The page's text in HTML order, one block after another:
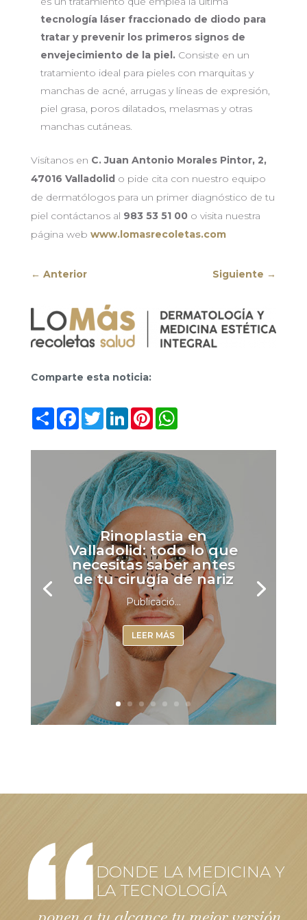
tecnología láser fraccionado de diodo para
tratar y prevenir los primeros signos de
envejecimiento de la piel.Consiste en un
tratamiento ideal para pieles con marquitas y
manchas de acné, arrugas y líneas de expresión,
piel grasa, poros dilatados, melasmas y otras
manchas cutáneas.
Visítanos en C. Juan Antonio Morales Pintor, 2,
47016 Valladolido pide cita con nuestro equipo
de dermatólogos para un primer diagnóstico de tu
piel contáctanos al 983 53 51 00 o visita nuestra
página web www.lomasrecoletas.com
← Anterior Siguiente →
Comparte esta noticia:
Compartir
Facebook
TwitterLinkedInPinterestWhatsApp
Rinoplastia en
Valladolid: todo lo que
necesitas saber antes
de tu cirugía de nariz
Publicació...
LEER MÁS
DONDE LA MEDICINA Y
LA TECNOLOGÍA